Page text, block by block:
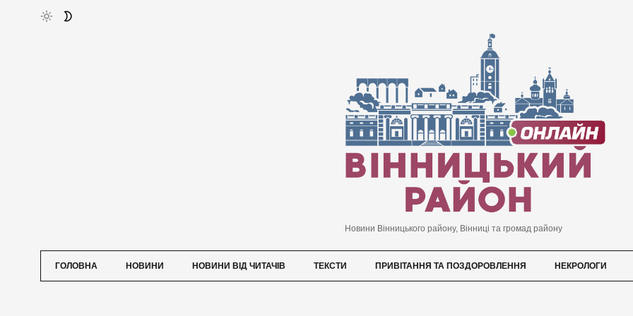
Новини Вінницького району, Вінниці та громад району
ГОЛОВНА НОВИНИ НОВИНИ ВІД ЧИТАЧІВ ТЕКСТИ ПРИВІТАННЯ ТА ПОЗДОРОВЛЕННЯ НЕКРОЛОГИ